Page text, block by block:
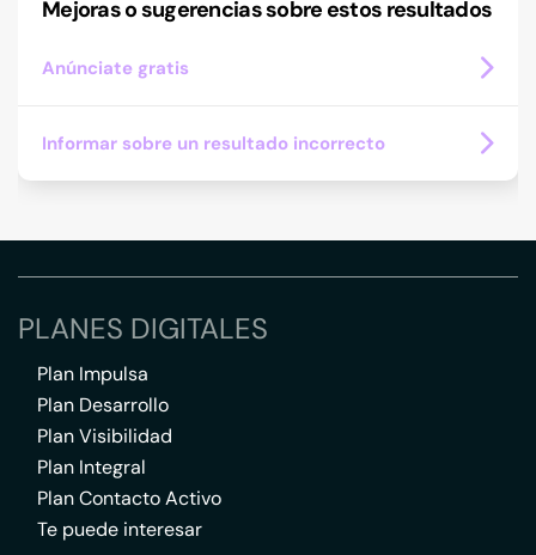
Mejoras o sugerencias sobre estos resultados
Anúnciate gratis
Informar sobre un resultado incorrecto
PLANES DIGITALES
Plan Impulsa
Plan Desarrollo
Plan Visibilidad
Plan Integral
Plan Contacto Activo
Te puede interesar